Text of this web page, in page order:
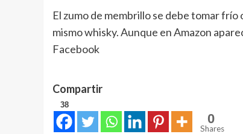
El zumo de membrillo se debe tomar
mismo whisky. Aunque en Amazon
Facebook
Compartir
38
0
Shares